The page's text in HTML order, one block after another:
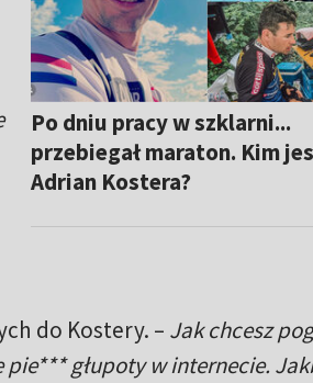
Po dniu pracy w szklarni...
przebiegał maraton. Kim
Adrian Kostera?
do Kostery. – Jak chcesz
głupoty w internecie.